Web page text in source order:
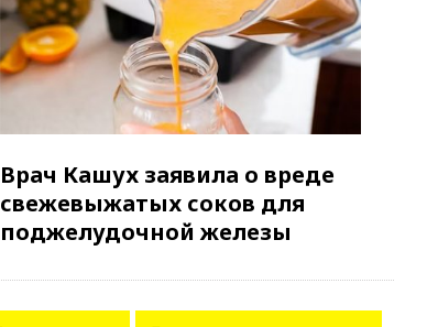
Врач Кашух заявила о вреде
свежевыжатых соков для
поджелудочной железы